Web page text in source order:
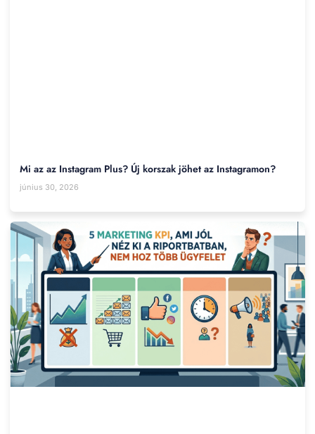
Mi az az Instagram Plus? Új korszak jöhet az Instagramon?
június 30, 2026